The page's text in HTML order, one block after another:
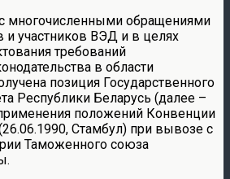
многочисленными обращениями
участников ВЭД и в целях
требований
в области
позиция Государственного
Республики Беларусь (далее –
положений Конвенции
Стамбул) при вывозе с
Таможенного союза